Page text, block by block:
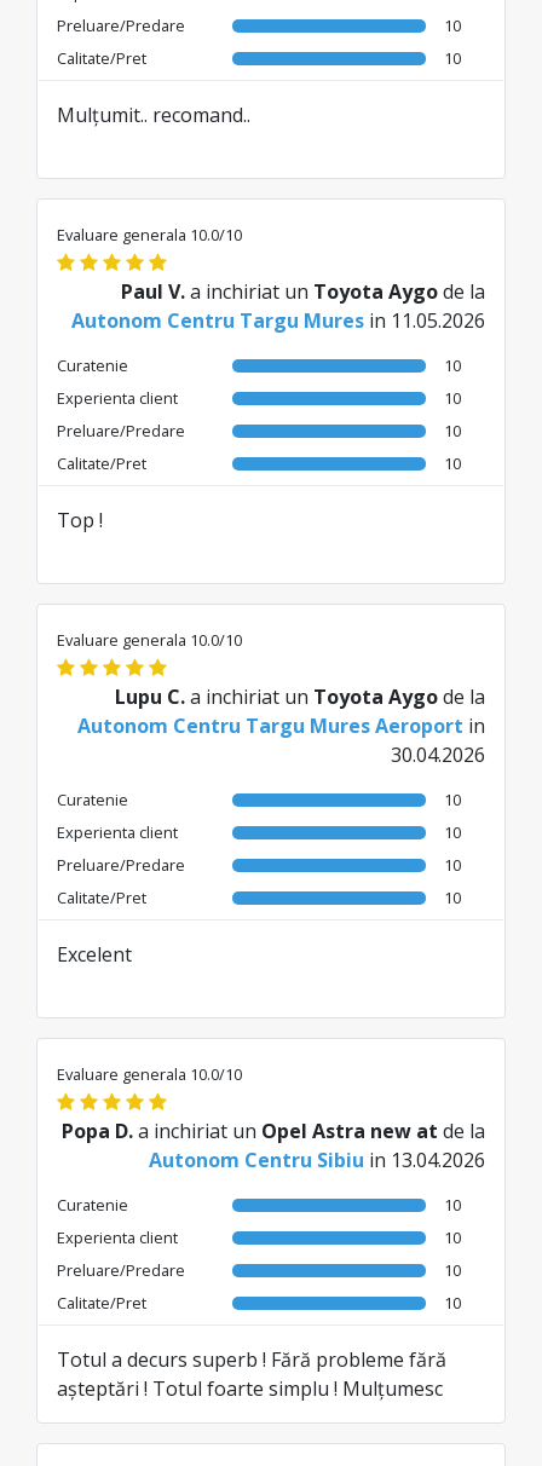
Preluare/Predare
10
Calitate/Pret
10
Mulțumit.. recomand..
Evaluare generala 10.0/10
Paul V.a inchiriat un Toyota Aygode la
Autonom Centru Targu Mures in 11.05.2026
Curatenie
10
Experienta client
10
Preluare/Predare
10
Calitate/Pret
10
Top !
Evaluare generala 10.0/10
Lupu C.a inchiriat un Toyota Aygode la
Autonom Centru Targu Mures Aeroport in
30.04.2026
Curatenie
10
Experienta client
10
Preluare/Predare
10
Calitate/Pret
10
Excelent
Evaluare generala 10.0/10
Popa D.a inchiriat un Opel Astra new at de la
Autonom Centru Sibiu in 13.04.2026
Curatenie
10
Experienta client
10
Preluare/Predare
10
Calitate/Pret
10
Totul a decurs superb ! Fără probleme fără
așteptări ! Totul foarte simplu ! Mulțumesc